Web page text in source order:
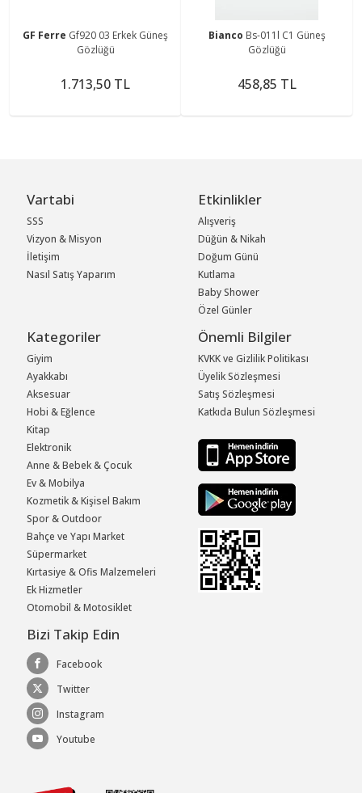
GF Ferre Gf920 03 Erkek Güneş
Gözlüğü
1.713,50 TL
Bianco Bs-011l C1 Güneş
Gözlüğü
458,85 TL
Vartabi
SSS
Vizyon & Misyon
İletişim
Nasıl Satış Yaparım
Etkinlikler
Alışveriş
Düğün & Nikah
Doğum Günü
Kutlama
Baby Shower
Özel Günler
Kategoriler
Giyim
Ayakkabı
Aksesuar
Hobi & Eğlence
Kitap
Elektronik
Anne & Bebek & Çocuk
Ev & Mobilya
Kozmetik & Kişisel Bakım
Spor & Outdoor
Bahçe ve Yapı Market
Süpermarket
Kırtasiye & Ofis Malzemeleri
Ek Hizmetler
Otomobil & Motosiklet
Önemli Bilgiler
KVKK ve Gizlilik Politikası
Üyelik Sözleşmesi
Satış Sözleşmesi
Katkıda Bulun Sözleşmesi
Bizi Takip Edin
Facebook
Twitter
Instagram
Youtube